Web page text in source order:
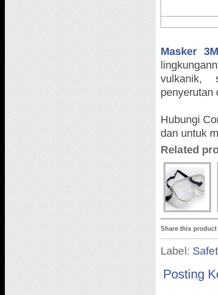
Masker
vulkanik,
penyerutan
Hubungi
dan untuk
Related
Share this product
Label:
Posting